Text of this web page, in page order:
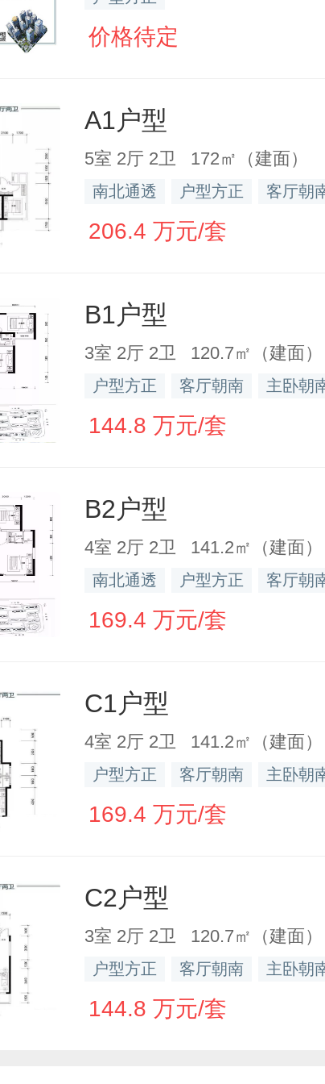
价格待定
A1户型
5室 2厅 2卫 172㎡（建面）
南北通透 户型方正 客厅朝
206.4 万元/套
B1户型
3室 2厅 2卫 120.7㎡（建面）
户型方正 客厅朝南 主卧朝
144.8 万元/套
B2户型
4室 2厅 2卫 141.2㎡（建面）
南北通透 户型方正 客厅朝
169.4 万元/套
C1户型
4室 2厅 2卫 141.2㎡（建面）
户型方正 客厅朝南 主卧朝
169.4 万元/套
C2户型
3室 2厅 2卫 120.7㎡（建面）
户型方正 客厅朝南 主卧朝
144.8 万元/套